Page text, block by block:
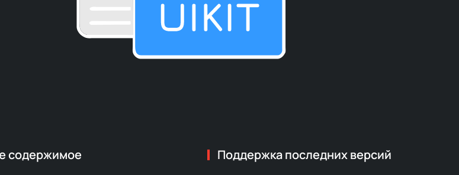
содержимое Поддержка последних версий